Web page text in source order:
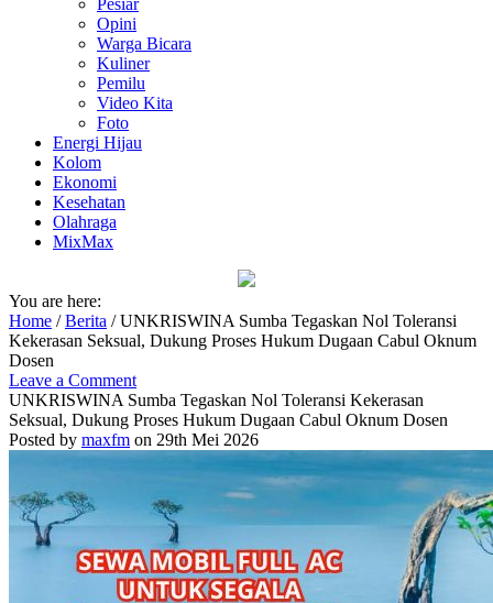
Pesiar
Opini
Warga Bicara
Kuliner
Pemilu
Video Kita
Foto
Energi Hijau
Kolom
Ekonomi
Kesehatan
Olahraga
MixMax
You are here:
Home /Berita /UNKRISWINA Sumba Tegaskan Nol Toleransi
Kekerasan Seksual, Dukung Proses Hukum Dugaan Cabul Oknum
Dosen
Leave a Comment
UNKRISWINA Sumba Tegaskan Nol Toleransi Kekerasan
Seksual, Dukung Proses Hukum Dugaan Cabul Oknum Dosen
Posted by maxfm on 29th Mei 2026